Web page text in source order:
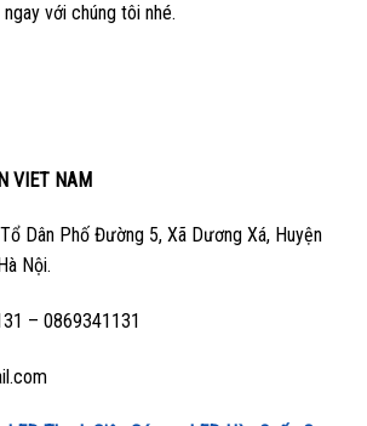
với chúng tôi nhé.
VIET NAM
Dân Phố Đường 5, Xã Dương Xá, Huyện
Nội.
– 0869341131